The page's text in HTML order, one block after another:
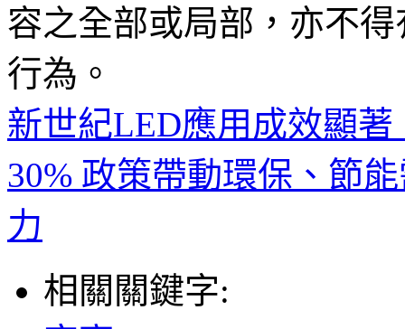
容之全部或局部，亦不
行為。
新世紀LED應用成效顯
30% 政策帶動環保、節
力
相關關鍵字: